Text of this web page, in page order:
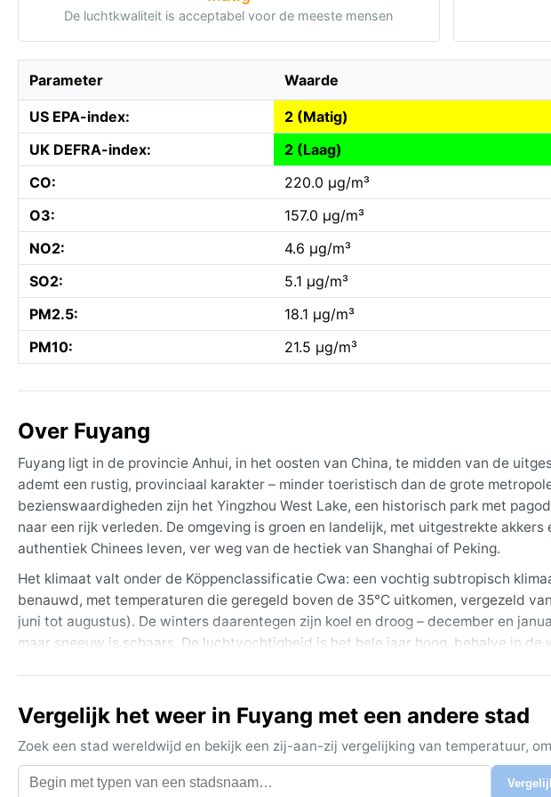
De luchtkwaliteit is acceptabel voor de meeste mensen
Parameter Waarde
US EPA-index:
2 (Matig)
UK DEFRA-index:
2 (Laag)
CO:
220.0 µg/m³
O3:
157.0 µg/m³
NO2:
4.6 µg/m³
SO2:
5.1 µg/m³
PM2.5:
18.1 µg/m³
PM10:
21.5 µg/m³
Over Fuyang
Fuyang ligt in de provincie Anhui, in het oosten van China, te midden van de
ademt een rustig, provinciaal karakter – minder toeristisch dan de grote
bezienswaardigheden zijn het Yingzhou West Lake, een historisch park met
naar een rijk verleden. De omgeving is groen en landelijk, met uitgestrekte
authentiek Chinees leven, ver weg van de hectiek van Shanghai of Peking.
Het klimaat valt onder de Köppenclassificatie Cwa: een vochtig subtropisch
benauwd, met temperaturen die geregeld boven de 35°C uitkomen, vergezeld
juni tot augustus). De winters daarentegen zijn koel en droog – december en
maar sneeuw is schaars. De luchtvochtigheid is het hele jaar hoog, behalve in de
de neerslag beperkt. In de zomer kunnen tyfoons uit het oosten voor hevige
minder direct dan de kust. Herfstmist komt soms voor boven de rivieren, maar
Wie de drukte wil mijden en een aangename temperatuur verkiest, vindt in deze
Vergelijk het weer in Fuyang met een andere stad
Zoek een stad wereldwijd en bekijk een zij-aan-zij vergelijking van temperatuur,